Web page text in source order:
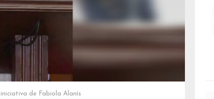
de Fabiola Alanís